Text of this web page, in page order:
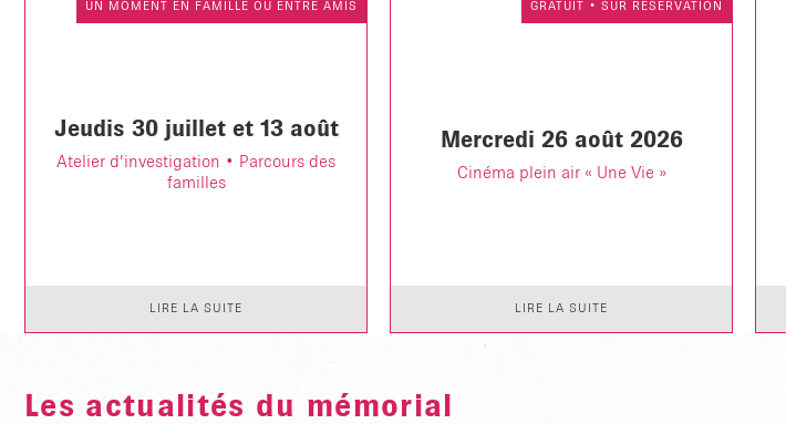
UN MOMENT EN FAMILLE OU ENTRE AMIS
Jeudis 30 juillet et 13 août
Atelier d’investigation • Parcours des
familles
LIRE LA SUITE
GRATUIT • SUR RÉSERVATION
Mercredi 26 août 2026
Cinéma plein air « Une Vie »
LIRE LA SUITE
Les actualités du mémorial